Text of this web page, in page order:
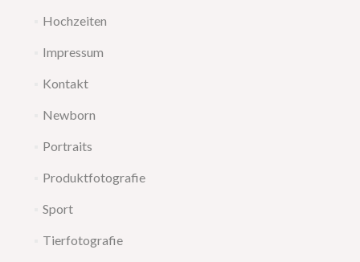
Hochzeiten
Impressum
Kontakt
Newborn
Portraits
Produktfotografie
Sport
Tierfotografie